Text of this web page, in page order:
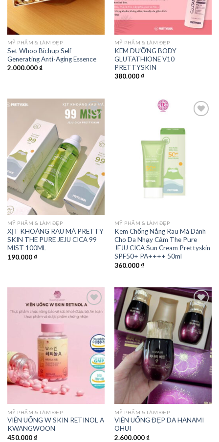
MỸ PHẨM & LÀM ĐẸP
Set Whoo Bichup Self-
Generating Anti-Aging Essence
2.000.000₫
MỸ PHẨM & LÀM ĐẸP
KEM DƯỠNG BODY
GLUTATHIONE V10
PRETTYSKIN
380.000₫
Add to
wishlist
MỸ PHẨM & LÀM ĐẸP
XỊT KHOÁNG RAU MÁ PRETTY
SKIN THE PURE JEJU CICA 99
MIST 100ML
190.000₫
MỸ PHẨM & LÀM ĐẸP
Kem Chống Nắng Rau Má Dành
Cho Da Nhạy Cảm The Pure
JEJU CICA Sun Cream Prettyskin
SPF50+ PA++++ 50ml
360.000₫
wishlist
MỸ PHẨM & LÀM ĐẸP
VIÊN UỐNG W SKIN RETINOL A
KWANGWOON
450.000₫
Add to
wishlist
MỸ PHẨM & LÀM ĐẸP
VIÊN UỐNG ĐẸP DA HANAMI
OHUI
2.600.000₫